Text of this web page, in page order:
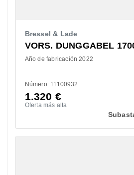
Bressel & Lade
VORS. DUNGGABEL
Año de fabricación 2022
Número: 11100932
1.320 €
Oferta más alta